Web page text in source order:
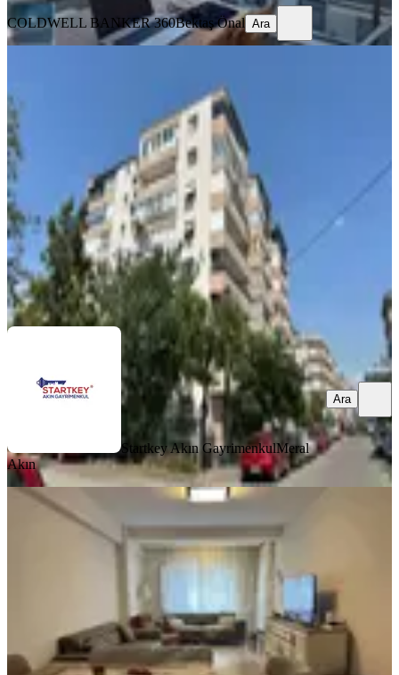
COLDWELL BANKER 360Bektaş Önal Ara
Kiralık Daire
Karşıyaka, Dedebaşı Mahallesi
3+1·105 m² · 6. Kat ·10.06.2026
33.000 ₺36.500 ₺
Startkey Akın GayrimenkulMeral Akın
Ara
Startkey Akın GayrimenkulMeral
Akın
Ara
KOMBİLİ
Karşıyaka Dedebaşında Yeni,
Otoparklı Kiralık Daire
Karşıyaka, Dedebaşı Mahallesi
· 120 m²
46.000 ₺